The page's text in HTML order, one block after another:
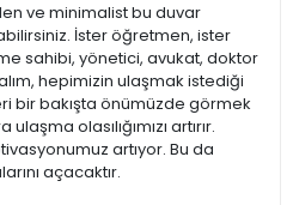
ve minimalist bu duvar
İster öğretmen, ister
sahibi, yönetici, avukat, doktor
hepimizin ulaşmak istediği
bir bakışta önümüzde görmek
olasılığımızı artırır.
artıyor. Bu da
açacaktır.